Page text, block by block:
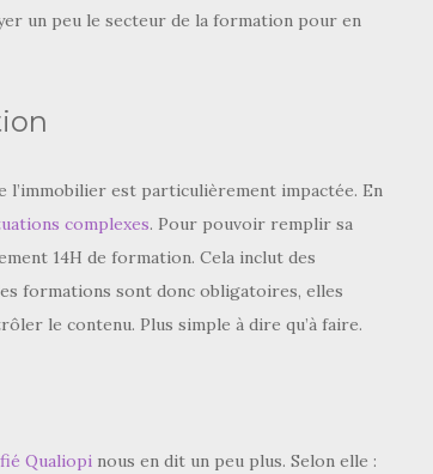
un peu le secteur de la formation pour en
l’immobilier est particulièrement impactée. En
complexes. Pour pouvoir remplir sa
14H de formation. Cela inclut des
formations sont donc obligatoires, elles
le contenu. Plus simple à dire qu’à faire.
Qualiopi nous en dit un peu plus. Selon elle :